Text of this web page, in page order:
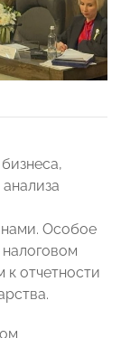
Особое
к отчетности